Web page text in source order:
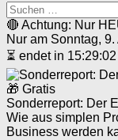
Suchen
nach:
🔴 Achtung: Nur
Nur am Sonntag,
⏳ endet in 15:29:02
🎁 Gratis
Sonderreport: Der
Wie aus simplen
Business werden